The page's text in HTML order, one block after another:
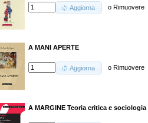
Aggiorna oRimuovere
A MANI APERTE
Aggiorna oRimuovere
A MARGINE Teoria critica e